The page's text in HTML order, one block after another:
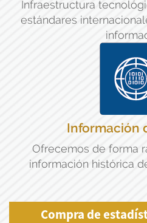
Infraestructura
estándares
Información
Ofrecemos de forma
información histórica
Compra de